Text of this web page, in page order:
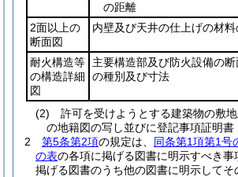
の距離
2面以上の
断面図
内壁及び天井の仕上げの材料
耐火構造等
の構造詳細
図
主要構造部及び防火設備の
の種別及び寸法
(2)
許可を受けようとする建築物の敷
の地籍図の写し並びに登記事項証明書
2
第5条第2項の規定は、 同条第1項第1号
の表の各項に掲げる図書に明示すべき事
掲げる図書のうち他の図書に明示してそ